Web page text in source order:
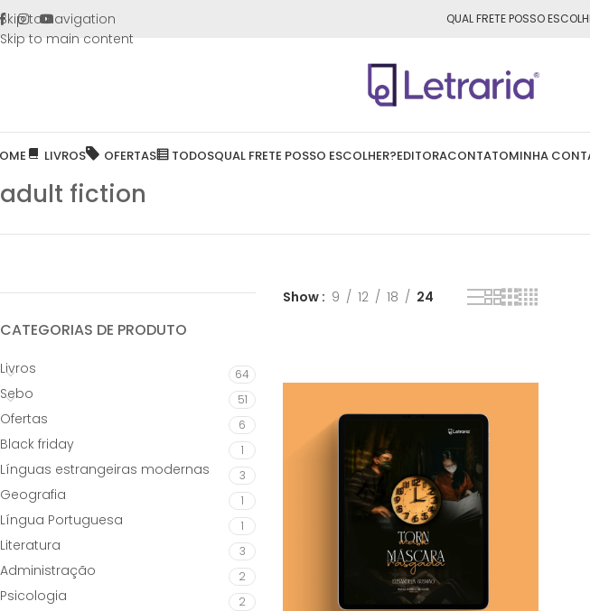
Skip to navigation
Skip to main content
para todo o Brasil nas
QUAL FRETE POSSO
LIVROS OFERTAS TODOSQUAL FRETE POSSO ESCOLHER?EDITORACONTATOMINHA
adult fiction
CATEGORIAS DE PRODUTO
Livros 64
Sebo 51
Ofertas 6
Black friday 1
Línguas estrangeiras modernas 3
Geografia 1
Língua Portuguesa 1
Literatura 3
Administração 2
Psicologia 2
Show 9 12 18 24